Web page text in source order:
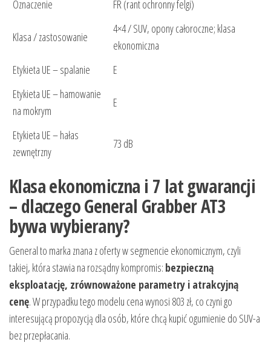
Oznaczenie
FR (rant ochronny felgi)
Klasa / zastosowanie
4×4 / SUV, opony całoroczne; klasa
ekonomiczna
Etykieta UE – spalanie
E
Etykieta UE – hamowanie
na mokrym
E
Etykieta UE – hałas
zewnętrzny
73 dB
Klasa ekonomiczna i 7 lat gwarancji
– dlaczego General Grabber AT3
bywa wybierany?
General to marka znana z oferty w segmencie ekonomicznym, czyli
takiej, która stawia na rozsądny kompromis: bezpieczną
eksploatację, zrównoważone parametry i atrakcyjną
cenę. W przypadku tego modelu cena wynosi 803 zł, co czyni go
interesującą propozycją dla osób, które chcą kupić ogumienie do SUV-a
bez przepłacania.